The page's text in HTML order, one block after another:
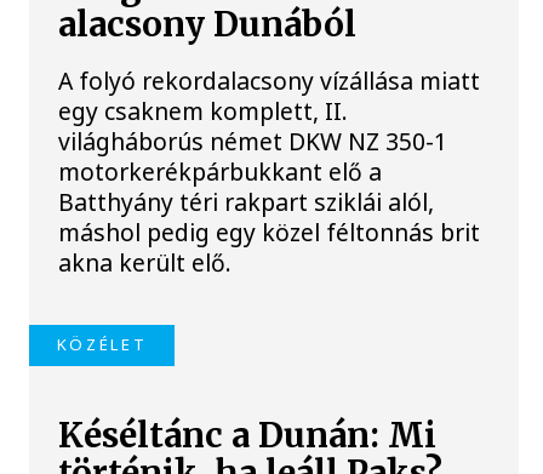
alacsony Dunából
A folyó rekordalacsony vízállása miatt
egy csaknem komplett, II.
világháborús német DKW NZ 350-1
motorkerékpárbukkant elő a
Batthyány téri rakpart sziklái alól,
máshol pedig egy közel féltonnás brit
akna került elő.
KÖZÉLET
Késéltánc a Dunán: Mi